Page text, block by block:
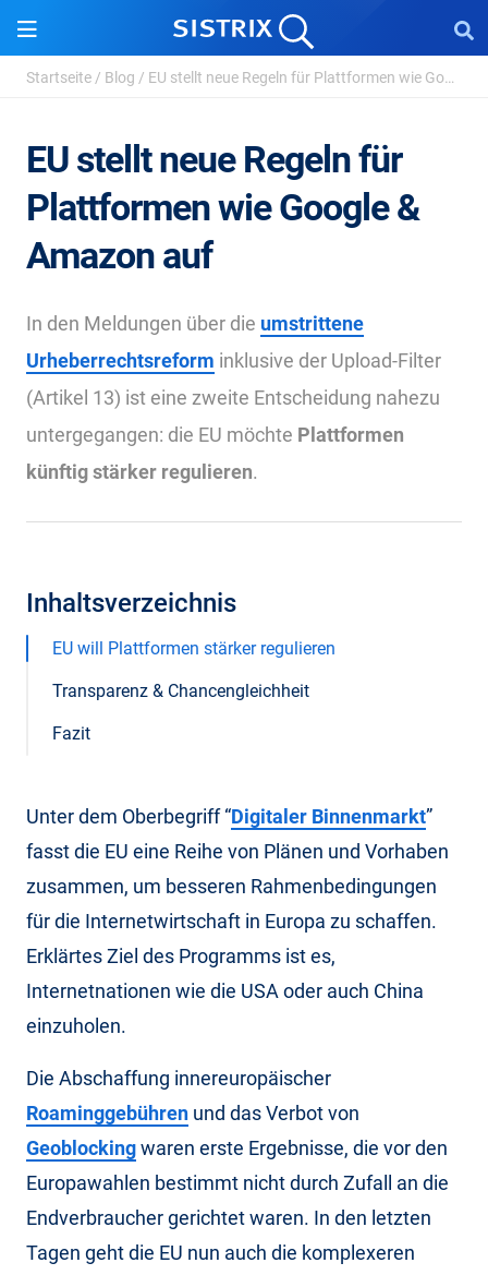
Startseite / Blog / EU stellt neue Regeln für Plattformen wie Google & ...
EU stellt neue Regeln für
Plattformen wie Google &
Amazon auf
In den Meldungen über die umstrittene
Urheberrechtsreform inklusive der Upload-Filter
(Artikel 13) ist eine zweite Entscheidung nahezu
untergegangen: die EU möchte Plattformen
künftig stärker regulieren.
Inhaltsverzeichnis
EU will Plattformen stärker regulieren
Transparenz & Chancengleichheit
Fazit
Unter dem Oberbegriff “Digitaler Binnenmarkt”
fasst die EU eine Reihe von Plänen und Vorhaben
zusammen, um besseren Rahmenbedingungen
für die Internetwirtschaft in Europa zu schaffen.
Erklärtes Ziel des Programms ist es,
Internetnationen wie die USA oder auch China
einzuholen.
Die Abschaffung innereuropäischer
Roaminggebühren und das Verbot von
Geoblockingwaren erste Ergebnisse, die vor den
Europawahlen bestimmt nicht durch Zufall an die
Endverbraucher gerichtet waren. In den letzten
Tagen geht die EU nun auch die komplexeren